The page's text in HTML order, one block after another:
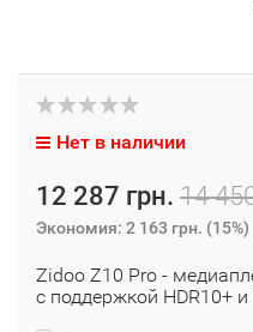
Нет в наличии
12 287 грн. 14
Экономия: 2 163 грн. (15%)
Zidoo Z10 Pro -
с поддержкой HDR10+